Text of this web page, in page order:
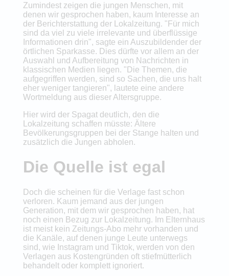
Zumindest zeigen die jungen Menschen, mit
denen wir gesprochen haben, kaum Interesse an
der Berichterstattung der Lokalzeitung. "Für mich
sind da viel zu viele irrelevante und überflüssige
Informationen drin", sagte ein Auszubildender der
örtlichen Sparkasse. Dies dürfte vor allem an der
Auswahl und Aufbereitung von Nachrichten in
klassischen Medien liegen. "Die Themen, die
aufgegriffen werden, sind so Sachen, die uns halt
eher weniger tangieren", lautete eine andere
Wortmeldung aus dieser Altersgruppe.
Hier wird der Spagat deutlich, den die
Lokalzeitung schaffen müsste: Ältere
Bevölkerungsgruppen bei der Stange halten und
zusätzlich die Jungen abholen.
Die Quelle ist egal
Doch die scheinen für die Verlage fast schon
verloren. Kaum jemand aus der jungen
Generation, mit dem wir gesprochen haben, hat
noch einen Bezug zur Lokalzeitung. Im Elternhaus
ist meist kein Zeitungs-Abo mehr vorhanden und
die Kanäle, auf denen junge Leute unterwegs
sind, wie Instagram und Tiktok, werden von den
Verlagen aus Kostengründen oft stiefmütterlich
behandelt oder komplett ignoriert.